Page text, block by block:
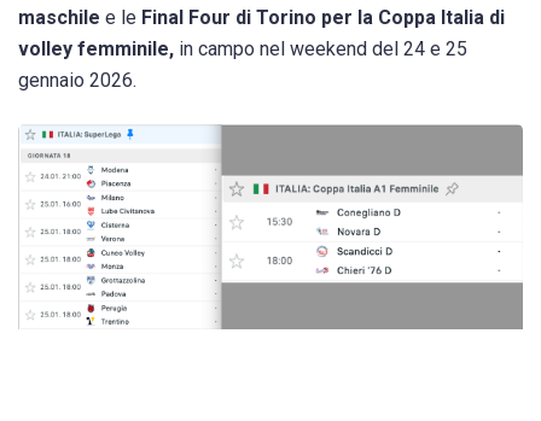
maschile e le Final Four di Torino per la Coppa Italia di
volley femminile, in campo nel weekend del 24 e 25
gennaio 2026.